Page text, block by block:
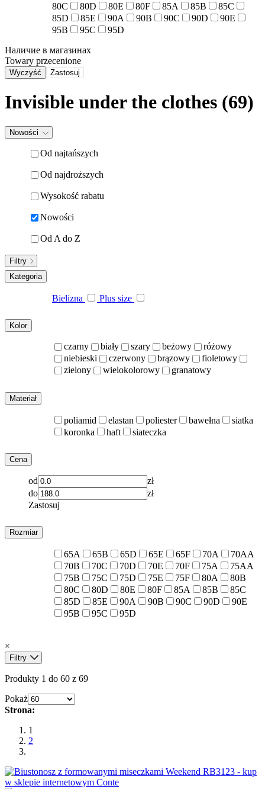
80C
80D 80E 80F 85A 85B
85C
85D
85E 90A 90B 90C 90D
90E
95B
95C
95D
Наличие в магазинах
Towary przecenione
Wyczyść Zastosuj
Invisible under the clothes (69)
Nowości
Od najtańszych
Od najdroższych
Wysokość rabatu
Nowości
Od A do Z
Filtry
Kategoria
Bielizna Plus size
Kolor
czarny biały szary beżowy
różowy
niebieski
czerwony brązowy
fioletowy
zielony
wielokolorowy granatowy
Materiał
poliamid elastan poliester bawełna
siatka
koronka
haft siateczka
Cena
od
zł
do
zł
Zastosuj
Rozmiar
65A 65B 65D 65E 65F 70A
70AA
70B
70C 70D 70E 70F 75A
75AA
75B
75C 75D 75E 75F 80A
80B
80C
80D 80E 80F 85A 85B
85C
85D
85E 90A 90B 90C 90D
90E
95B
95C 95D
×
Filtry
Produkty 1 do 60 z 69
Pokaż
Strona:
1
2